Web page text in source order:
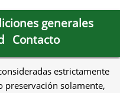
generales
Contacto
estrictamente
preservación solamente,